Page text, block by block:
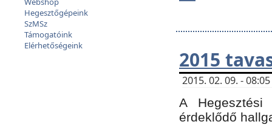
Hegesztőgépeink
SzMSz
Támogatóink
Elérhetőségeink
2015
2015. 02. 09. -
A
érdeklődő